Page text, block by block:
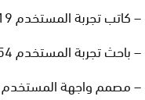
– كاتب تجربة المستخدم 71119 دولاراً.
– باحث تجربة المستخدم 89954 دولاراً.
– مصمم واجهة المستخدم 93973 دولاراً.